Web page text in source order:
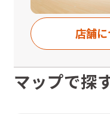
◆稲沢市役所隣の「市
進む。2つ目の交差点
ヨシヅヤ新稲沢店」の2
ピタ稲沢店系統」に乗
または、稲沢市コミュ
店舗
マップで探